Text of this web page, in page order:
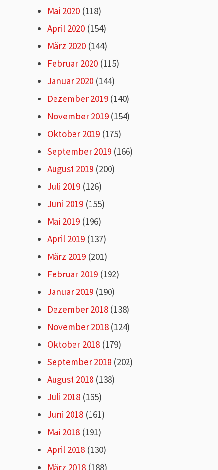
Mai 2020 (118)
April 2020 (154)
März 2020 (144)
Februar 2020 (115)
Januar 2020 (144)
Dezember 2019 (140)
November 2019 (154)
Oktober 2019 (175)
September 2019 (166)
August 2019 (200)
Juli 2019 (126)
Juni 2019 (155)
Mai 2019 (196)
April 2019 (137)
März 2019 (201)
Februar 2019 (192)
Januar 2019 (190)
Dezember 2018 (138)
November 2018 (124)
Oktober 2018 (179)
September 2018 (202)
August 2018 (138)
Juli 2018 (165)
Juni 2018 (161)
Mai 2018 (191)
April 2018 (130)
März 2018 (188)